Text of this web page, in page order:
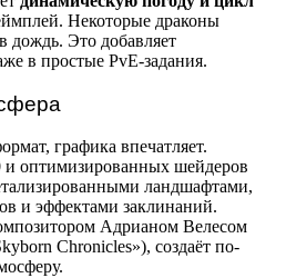
Некоторые драконы
дождь. Это добавляет
в простые PvE-задания.
графика впечатляет.
и оптимизированных шейдеров
ландшафтами,
и эффектами заклинаний.
Адрианом Велесом
Chronicles»), создаёт по-